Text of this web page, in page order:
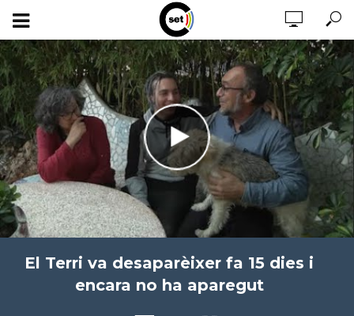
El Terri va desaparèixer fa 15 dies i
encara no ha aparegut